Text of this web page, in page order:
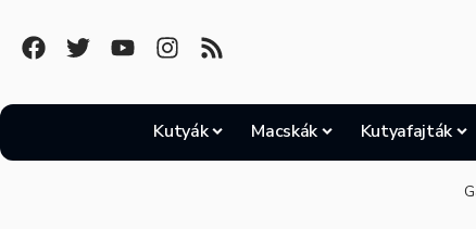
Kutyák Macskák Kutyafajták